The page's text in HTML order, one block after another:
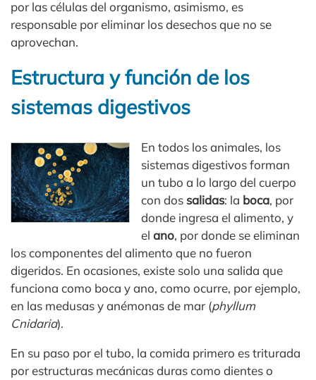
por las células del organismo, asimismo, es
responsable por eliminar los desechos que no se
aprovechan.
Estructura y función de los
sistemas digestivos
En todos los animales, los
sistemas digestivos forman
un tubo a lo largo del cuerpo
con dos salidas: la boca, por
donde ingresa el alimento, y
elano, por donde se eliminan
los componentes del alimento que no fueron
digeridos. En ocasiones, existe solo una salida que
funciona como boca y ano, como ocurre, por ejemplo,
en las medusas y anémonas de mar (phyllum
Cnidaria).
En su paso por el tubo, la comida primero es triturada
por estructuras mecánicas duras como dientes o